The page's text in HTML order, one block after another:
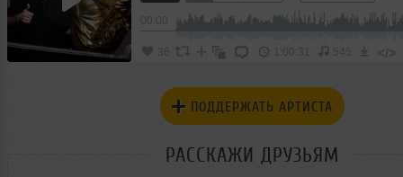
Club/Dance
36 1:00:31 545 </>
ПОДДЕРЖАТЬ АРТИСТА
РАССКАЖИ ДРУЗЬЯМ